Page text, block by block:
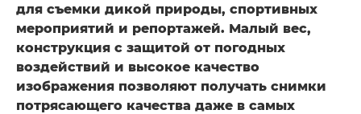
для съемки дикой природы, спортивных
мероприятий и репортажей. Малый вес,
конструкция с защитой от погодных
воздействий и высокое качество
изображения позволяют получать снимки
потрясающего качества даже в самых